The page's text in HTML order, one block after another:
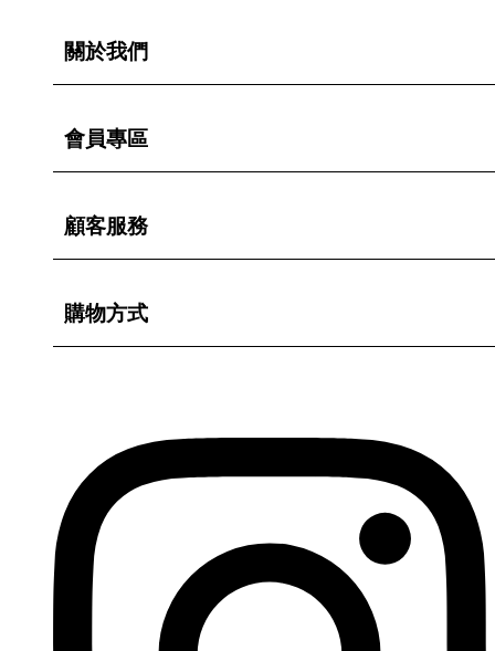
關於我們
會員專區
顧客服務
購物方式